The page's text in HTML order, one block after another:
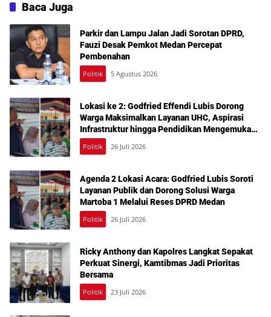
Baca Juga
Parkir dan Lampu Jalan Jadi Sorotan DPRD,
Fauzi Desak Pemkot Medan Percepat
Pembenahan
Politik 5 Agustus 2026
Lokasi ke 2: Godfried Effendi Lubis Dorong
Warga Maksimalkan Layanan UHC, Aspirasi
Infrastruktur hingga Pendidikan Mengemuka
dalam Reses Medan Amplas
Politik 26 Juli 2026
Agenda 2 Lokasi Acara: Godfried Lubis Soroti
Layanan Publik dan Dorong Solusi Warga
Martoba 1 Melalui Reses DPRD Medan
Politik 26 Juli 2026
Ricky Anthony dan Kapolres Langkat Sepakat
Perkuat Sinergi, Kamtibmas Jadi Prioritas
Bersama
Politik 23 Juli 2026